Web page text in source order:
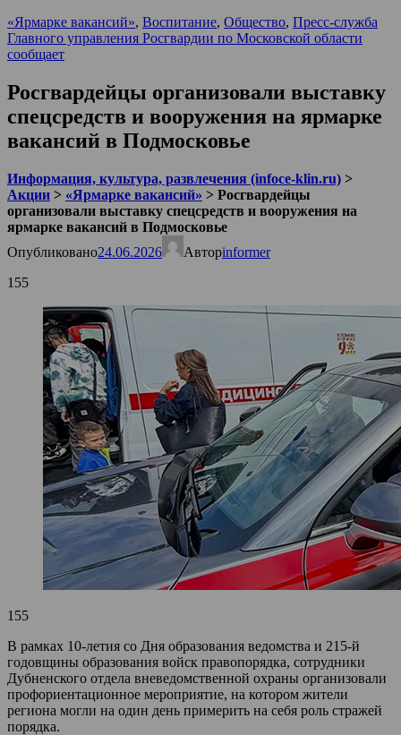
«Ярмарке вакансий», Воспитание, Общество, Пресс-служба
Главного управления Росгвардии по Московской области
сообщает
Росгвардейцы организовали выставку
спецсредств и вооружения на ярмарке
вакансий в Подмосковье
Информация, культура, развлечения (infoce-klin.ru) >
Акции > «Ярмарке вакансий» > Росгвардейцы
организовали выставку спецсредств и вооружения на
ярмарке вакансий в Подмосковье
Опубликовано24.06.2026 Авторinformer
155
155
В рамках 10‑летия со Дня образования ведомства и 215-й
годовщины образования войск правопорядка, сотрудники
Дубненского отдела вневедомственной охраны организовали
профориентационное мероприятие, на котором жители
региона могли на один день примерить на себя роль стражей
порядка.